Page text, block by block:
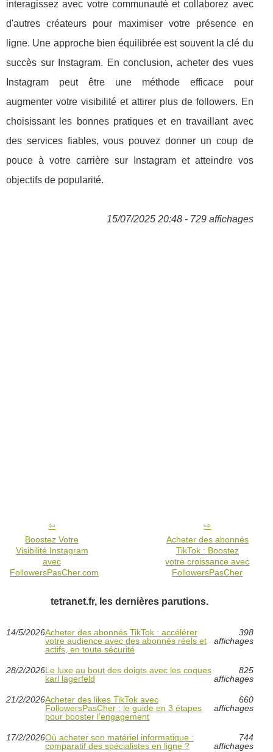
interagissez avec votre communauté et collaborez avec
d'autres créateurs pour maximiser votre présence en
ligne. Une approche bien équilibrée est souvent la clé du
succès sur Instagram. En conclusion, acheter des vues
Instagram peut être une méthode efficace pour
augmenter votre visibilité et attirer plus de followers. En
choisissant les bonnes pratiques et en travaillant avec
des services fiables, vous pouvez donner un coup de
pouce à votre carrière sur Instagram et atteindre vos
objectifs de popularité.
15/07/2025 20:48 - 729 affichages
Boostez Votre
Visibilité Instagram
avec
FollowersPasCher.com
Acheter des abonnés
TikTok : Boostez
votre croissance avec
FollowersPasCher
tetranet.fr, les dernières parutions.
14/5/2026Acheter des abonnés TikTok : accélérer
votre audience avec des abonnés réels et
actifs, en toute sécurité
398
affichages
28/2/2026Le luxe au bout des doigts avec les coques
karl lagerfeld
825
affichages
21/2/2026Acheter des likes TikTok avec
FollowersPasCher : le guide en 3 étapes
pour booster l’engagement
660
affichages
17/2/2026Où acheter son matériel informatique :
comparatif des spécialistes en ligne ?
744
affichages